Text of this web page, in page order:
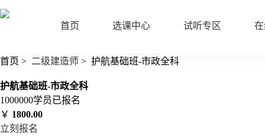
首页 选课中心 试听专区
首页 > 二级建造师 > 护航基础班-市政全科
护航基础班-市政全科
1000000学员已报名
￥ 1800.00
立刻报名